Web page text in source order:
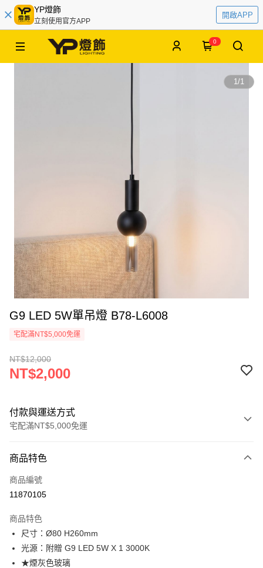
YP燈飾
立刻使用官方APP
開啟APP
0
1/1
G9 LED 5W單吊燈 B78-L6008
宅配滿NT$5,000免運
NT$12,000
NT$2,000
付款與運送方式
宅配滿NT$5,000免運
信用卡一次付款
LINE Pay
街口支付
悠遊付
商品特色
商品編號
11870105
商品特色
尺寸：Ø80 H260mm
光源：附贈 G9 LED 5W X 1 3000K
★煙灰色玻璃